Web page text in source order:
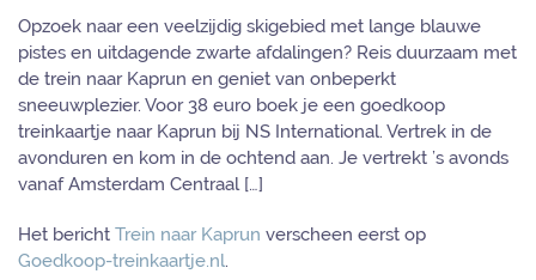
Opzoek naar een veelzijdig skigebied met lange blauwe
pistes en uitdagende zwarte afdalingen? Reis duurzaam met
de trein naar Kaprun en geniet van onbeperkt
sneeuwplezier. Voor 38 euro boek je een goedkoop
treinkaartje naar Kaprun bij NS International. Vertrek in de
avonduren en kom in de ochtend aan. Je vertrekt ’s avonds
vanaf Amsterdam Centraal […]
Het bericht Trein naar Kaprun verscheen eerst op
Goedkoop-treinkaartje.nl.